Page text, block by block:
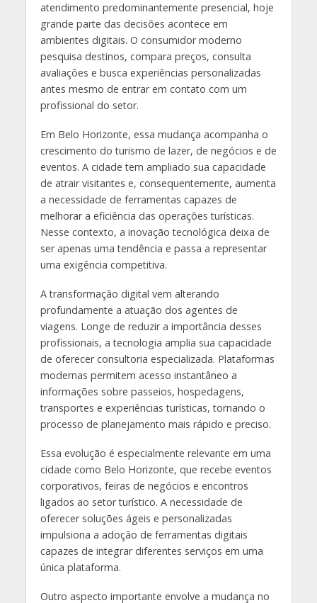
atendimento predominantemente presencial, hoje
grande parte das decisões acontece em
ambientes digitais. O consumidor moderno
pesquisa destinos, compara preços, consulta
avaliações e busca experiências personalizadas
antes mesmo de entrar em contato com um
profissional do setor.
Em Belo Horizonte, essa mudança acompanha o
crescimento do turismo de lazer, de negócios e de
eventos. A cidade tem ampliado sua capacidade
de atrair visitantes e, consequentemente, aumenta
a necessidade de ferramentas capazes de
melhorar a eficiência das operações turísticas.
Nesse contexto, a inovação tecnológica deixa de
ser apenas uma tendência e passa a representar
uma exigência competitiva.
A transformação digital vem alterando
profundamente a atuação dos agentes de
viagens. Longe de reduzir a importância desses
profissionais, a tecnologia amplia sua capacidade
de oferecer consultoria especializada. Plataformas
modernas permitem acesso instantâneo a
informações sobre passeios, hospedagens,
transportes e experiências turísticas, tornando o
processo de planejamento mais rápido e preciso.
Essa evolução é especialmente relevante em uma
cidade como Belo Horizonte, que recebe eventos
corporativos, feiras de negócios e encontros
ligados ao setor turístico. A necessidade de
oferecer soluções ágeis e personalizadas
impulsiona a adoção de ferramentas digitais
capazes de integrar diferentes serviços em uma
única plataforma.
Outro aspecto importante envolve a mudança no